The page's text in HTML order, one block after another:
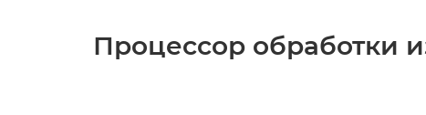
Процессор обработки